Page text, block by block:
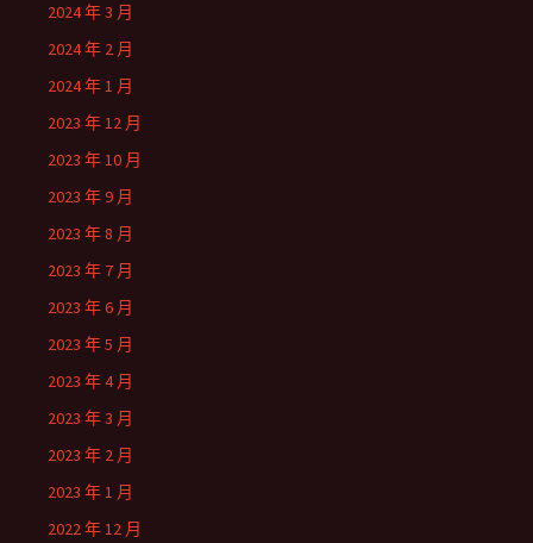
2024 年 3 月
2024 年 2 月
2024 年 1 月
2023 年 12 月
2023 年 10 月
2023 年 9 月
2023 年 8 月
2023 年 7 月
2023 年 6 月
2023 年 5 月
2023 年 4 月
2023 年 3 月
2023 年 2 月
2023 年 1 月
2022 年 12 月